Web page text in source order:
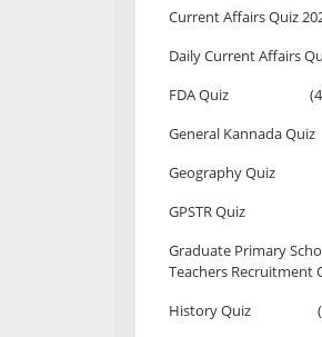
Current Affairs Quiz
Daily Current Affairs
FDA Quiz
General Kannada Quiz
Geography Quiz
GPSTR Quiz
Graduate Primary
Teachers Recruitment
History Quiz